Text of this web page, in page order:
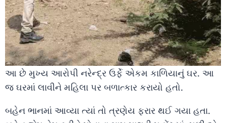
આ છે મુખ્ય આરોપી નરેન્દ્ર ઉર્ફે એકમ કાળિયાનું ઘર. આ
જ ઘરમાં લાવીને મહિલા પર બળાત્કાર કરાયો હતો.
બહેન ભાનમાં આવ્યા ત્યાં તો ત્રણેય ફરાર થઈ ગયા હતા.